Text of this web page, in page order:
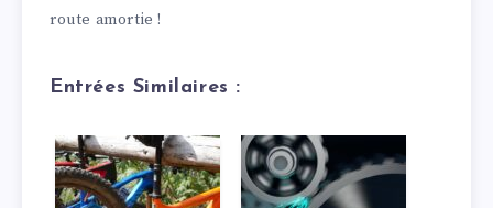
route amortie !
Entrées Similaires :